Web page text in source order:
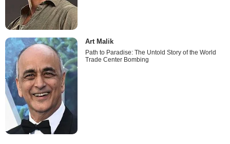
Art Malik
Path to Paradise: The Untold Story of the World
Trade Center Bombing